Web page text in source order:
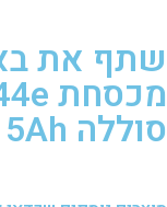
שתף את
סוללה 5Ah + מטען סטיגה